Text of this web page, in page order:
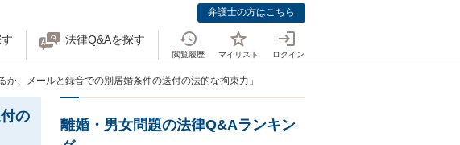
弁護士の方はこちら
法律Q&Aを探す
閲覧履歴 マイリスト ログイン
、メールと録音での別居婚条件の送付の法的な拘束力」
の
離婚・男女問題の法律Q&Aランキン